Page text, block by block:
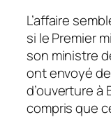
L’affaire
si le Premier
son ministre
ont envoyé
d’ouverture à
compris que